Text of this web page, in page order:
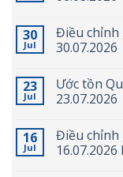
30
Jul
Điều chỉnh
30.07.2026
23
Jul
Ước tồn
23.07.2026
16
Jul
Điều chỉnh